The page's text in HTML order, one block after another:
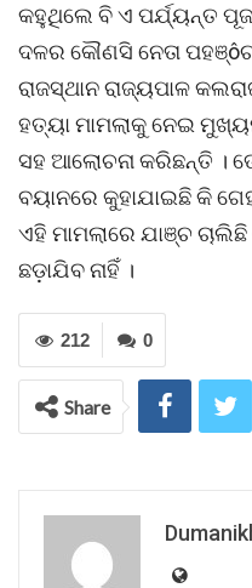
କହୁଥିଲେ ବି ଏ ପର୍ଯ୍ୟନ୍ତ
ଦଳର କୌଣସି ନେତା
ରାଜସ୍ଥାନ ରାଜ୍ୟପାଳ
ହତ୍ୟା ମାମଲାକୁ ନେଇ
ସହ ଆଲୋଚନା କରିଛନ୍ତି ।
ବୟାନରେ କୁହାଯାଇଛି କି
ଏହି ମାମଲାରେ ଯାଞ୍ଚ
ଛଡ଼ାଯିବ ନାହିଁ ।
0
212
Share